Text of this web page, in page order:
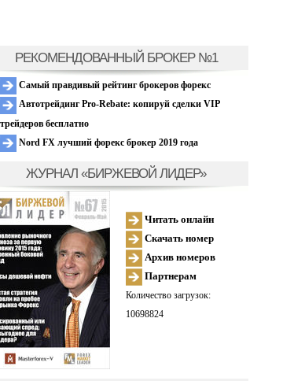
РЕКОМЕНДОВАННЫЙ БРОКЕР №1
Самый правдивый рейтинг брокеров форекс
Автотрейдинг Pro-Rebate: копируй сделки VIP
трейдеров бесплатно
Nord FX лучший форекс брокер 2019 года
ЖУРНАЛ «БИРЖЕВОЙ ЛИДЕР»
Читать онлайн
Скачать номер
Архив номеров
Партнерам
Количество загрузок:
10698824